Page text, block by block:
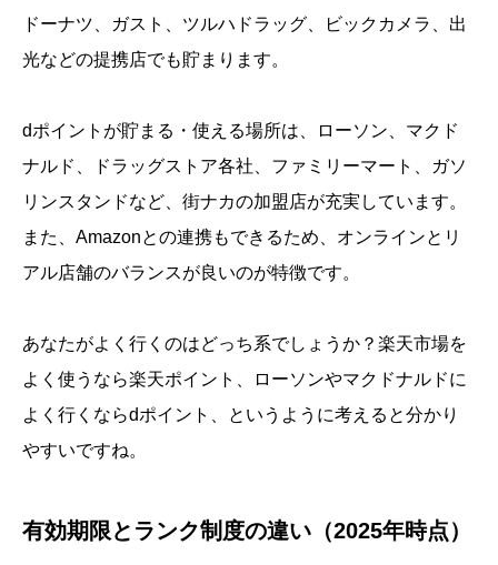
ドーナツ、ガスト、ツルハドラッグ、ビックカメラ、出
光などの提携店でも貯まります。
dポイントが貯まる・使える場所は、ローソン、マクド
ナルド、ドラッグストア各社、ファミリーマート、ガソ
リンスタンドなど、街ナカの加盟店が充実しています。
また、Amazonとの連携もできるため、オンラインとリ
アル店舗のバランスが良いのが特徴です。
あなたがよく行くのはどっち系でしょうか？楽天市場を
よく使うなら楽天ポイント、ローソンやマクドナルドに
よく行くならdポイント、というように考えると分かり
やすいですね。
有効期限とランク制度の違い（2025年時点）